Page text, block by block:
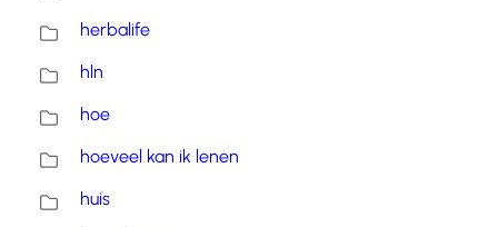
herbalife
hln
hoe
hoeveel kan ik lenen
huis